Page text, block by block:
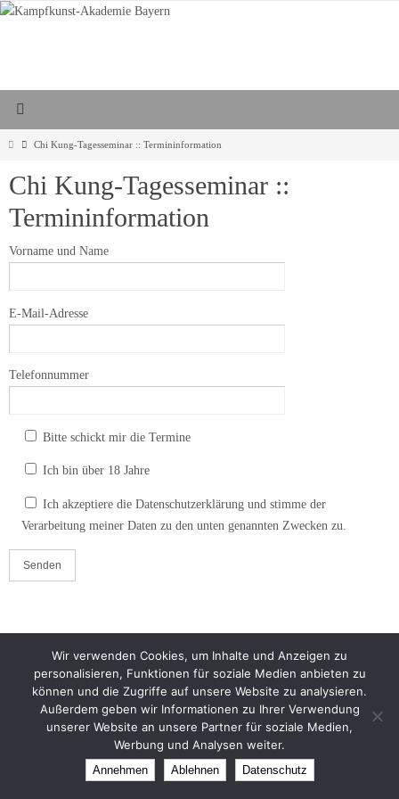
Zum
StartChi Kung-Tagesseminar :: Termininformation
Chi Kung-Tagesseminar ::
Termininformation
Vorname und Name
E-Mail-Adresse
Telefonnummer
Bitte schickt mir die Termine
Ich bin über 18 Jahre
Ich akzeptiere die Datenschutzerklärung und stimme der
Verarbeitung meiner Daten zu den unten genannten Zwecken zu.
Impressum Datenschutz
Theme created by Dettmer Informatik
Präsentiert vonNirvana&WordPress.
Wir verwenden Cookies, um Inhalte und Anzeigen zu
personalisieren, Funktionen für soziale Medien anbieten zu
können und die Zugriffe auf unsere Website zu analysieren.
Außerdem geben wir Informationen zu Ihrer Verwendung
unserer Website an unsere Partner für soziale Medien,
Werbung und Analysen weiter.
Annehmen Ablehnen Datenschutz